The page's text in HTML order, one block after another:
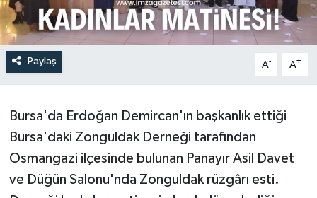
Paylaş A- A+
Bursa'da Erdoğan Demircan'ın başkanlık ettiği
Bursa'daki Zonguldak Derneği tarafından
Osmangazi ilçesinde bulunan Panayır Asil Davet
ve Düğün Salonu'nda Zonguldak rüzgârı esti.